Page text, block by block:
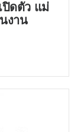
ปิดตัว แม่
งาน